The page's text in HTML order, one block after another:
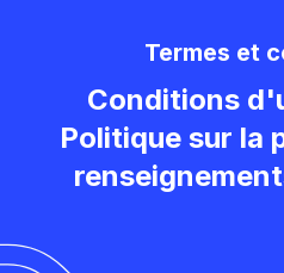
Termes et
Conditions
Politique sur la